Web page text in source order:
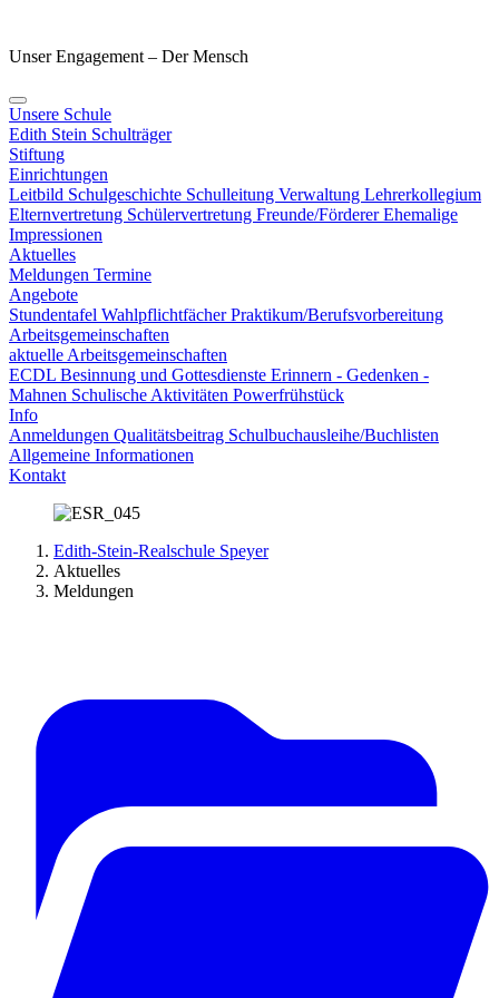
Unser Engagement – Der Mensch
Unsere Schule
Edith Stein Schulträger
Stiftung
Einrichtungen
Leitbild Schulgeschichte Schulleitung Verwaltung Lehrerkollegium
Elternvertretung Schülervertretung Freunde/FördererEhemalige
Impressionen
Aktuelles
Meldungen Termine
Angebote
Stundentafel WahlpflichtfächerPraktikum/Berufsvorbereitung
Arbeitsgemeinschaften
aktuelle Arbeitsgemeinschaften
ECDL Besinnung und Gottesdienste Erinnern - Gedenken -
Mahnen Schulische Aktivitäten Powerfrühstück
Info
Anmeldungen Qualitätsbeitrag Schulbuchausleihe/Buchlisten
Allgemeine Informationen
Kontakt
Edith-Stein-Realschule Speyer
Aktuelles
Meldungen